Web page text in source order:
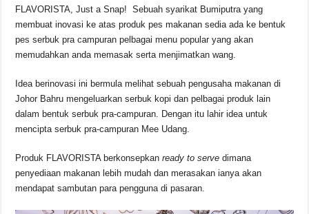
c
e
b
o
o
k
at
s
A
p
p
e
a
d
s
p
y
Li
n
k
ar
e
FLAVORISTA, Just a Snap! Sebuah syarikat Bumiputra yang
membuat inovasi ke atas produk pes makanan sedia ada ke bentuk
pes serbuk pra campuran pelbagai menu popular yang akan
memudahkan anda memasak serta menjimatkan wang.
Idea berinovasi ini bermula melihat sebuah pengusaha makanan di
Johor Bahru mengeluarkan serbuk kopi dan pelbagai produk lain
dalam bentuk serbuk pra-campuran. Dengan itu lahir idea untuk
mencipta serbuk pra-campuran Mee Udang.
Produk FLAVORISTA berkonsepkanready to servedimana
penyediaan makanan lebih mudah dan merasakan ianya akan
mendapat sambutan para pengguna di pasaran.